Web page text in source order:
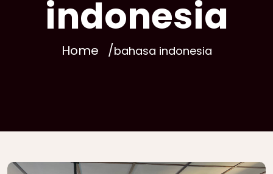
indonesia
Home bahasa indonesia